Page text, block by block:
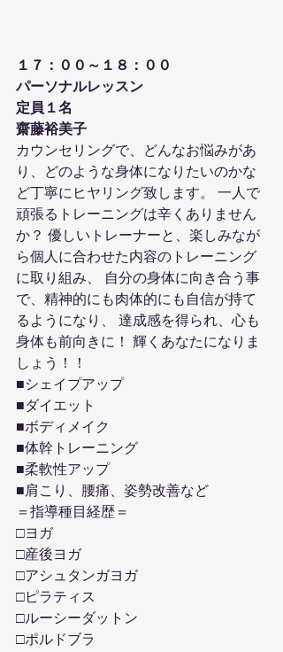
１７：００～１８：００
パーソナルレッスン
定員１名
齋藤裕美子
カウンセリングで、どんなお悩みがあ
り、どのような身体になりたいのかな
ど丁寧にヒヤリング致します。 一人で
頑張るトレーニングは辛くありません
か？ 優しいトレーナーと、楽しみなが
ら個人に合わせた内容のトレーニング
に取り組み、 自分の身体に向き合う事
で、精神的にも肉体的にも自信が持て
るようになり、 達成感を得られ、心も
身体も前向きに！ 輝くあなたになりま
しょう！！
■シェイプアップ
■ダイエット
■ボディメイク
■体幹トレーニング
■柔軟性アップ
■肩こり、腰痛、姿勢改善など
＝指導種目経歴＝
□ヨガ
□産後ヨガ
□アシュタンガヨガ
□ピラティス
□ルーシーダットン
□ポルドブラ